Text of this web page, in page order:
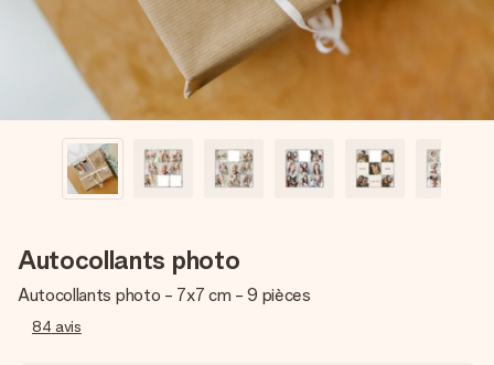
Autocollants photo
Autocollants photo - 7x7 cm - 9 pièces
84 avis